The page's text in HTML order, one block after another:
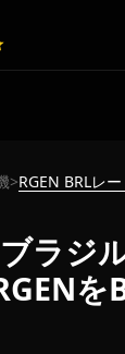
>RGEN BRLレー
ラジ
を